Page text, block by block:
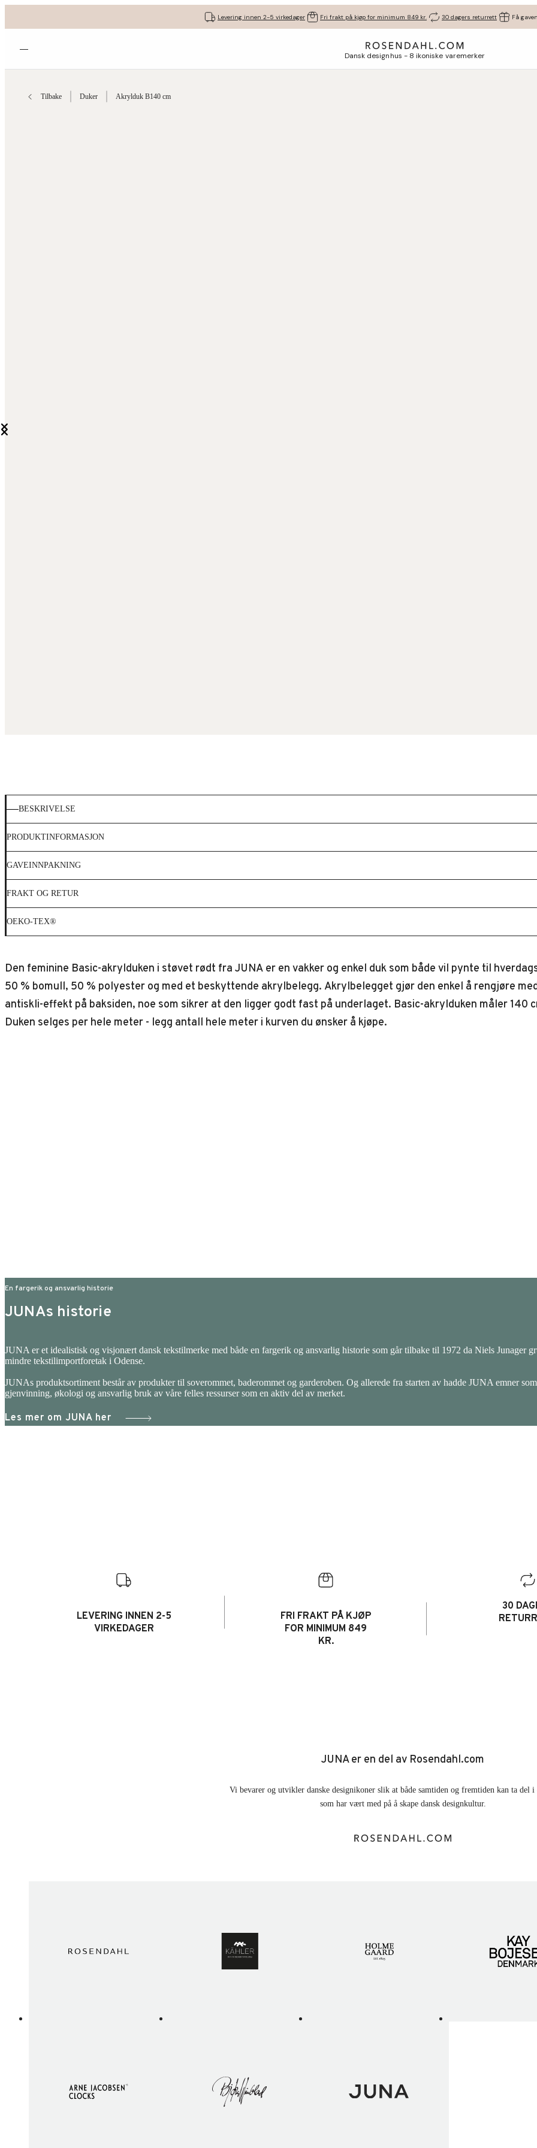
Levering innen 2-5 virkedager Fri frakt på kjøp for minimum 849 kr. 30 dagers returrett Få
Åpne menyen Dansk designhus - 8 ikoniske varemerker
Tilbake Duker Akrylduk B140 cm
BESKRIVELSE
PRODUKTINFORMASJON
GAVEINNPAKNING
FRAKT OG RETUR
OEKO-TEX®
Den feminine Basic-akrylduken i støvet rødt fra JUNA er en vakker og enkel duk som både vil pynte til
50 % bomull, 50 % polyester og med et beskyttende akrylbelegg. Akrylbelegget gjør den enkel å rengjøre
antiskli-effekt på baksiden, noe som sikrer at den ligger godt fast på underlaget. Basic-akrylduken måler 140
Duken selges per hele meter - legg antall hele meter i kurven du ønsker å kjøpe.
En fargerik og ansvarlig historie
JUNAs historie
JUNA er et idealistisk og visjonært dansk tekstilmerke med både en fargerik og ansvarlig historie som går tilbake til 1972 da Niels Junager
mindre tekstilimportforetak i Odense.
JUNAs produktsortiment består av produkter til soverommet, baderommet og garderoben. Og allerede fra starten av hadde JUNA emner som
gjenvinning, økologi og ansvarlig bruk av våre felles ressurser som en aktiv del av merket.
Les mer om JUNA her
LEVERING INNEN 2-5
VIRKEDAGER
FRI FRAKT PÅ KJØP
FOR MINIMUM 849
KR.
30
JUNA er en del av Rosendahl.com
Vi bevarer og utvikler danske designikoner slik at både samtiden og fremtiden kan ta del i
som har vært med på å skape dansk designkultur.